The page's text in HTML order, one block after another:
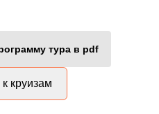
тура в pdf
круизам